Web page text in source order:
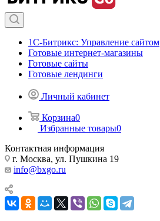
1С-Битрикс: Управление сайтом
Готовые интернет-магазины
Готовые сайты
Готовые лендинги
Личный кабинет
Корзина0
Избранные товары0
Контактная информация
г. Москва, ул. Пушкина 19
info@bxgo.ru